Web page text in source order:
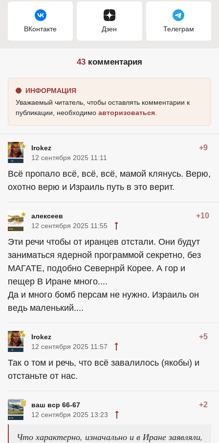
ВКонтакте Дзен Телеграм
43 комментария
ИНФОРМАЦИЯ
Уважаемый читатель, чтобы оставлять комментарии к
публикации, необходимо авторизоваться
Irokez +9
12 сентября 2025 11:11
Всё пропало всё, всё, всё, мамой клянусь. Верю,
охотно верю и Израиль путь в это верит.
алексеев +10
12 сентября 2025 11:55
Эти речи чтобы от иранцев отстали. Они будут
заниматься ядерной программой секретно, без
МАГАТЕ, подобно Севернрй Корее. А гор и
пещер В Иране много....
Да и много бомб персам не нужно. Израиль он
ведь маленький....
Irokez +5
12 сентября 2025 11:57
Так о том и речь, что всё завалилось (якобы) и
отстаньте от нас.
ваш вср 66-67 +2
12 сентября 2025 13:23
Что характерно, изначально и в Иране заявляли,